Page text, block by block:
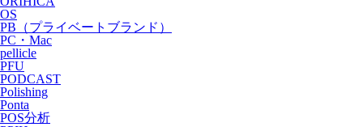
OS
PB（プライベートブランド）
PC・Mac
pellicle
PFU
PODCAST
Polishing
Ponta
POS分析